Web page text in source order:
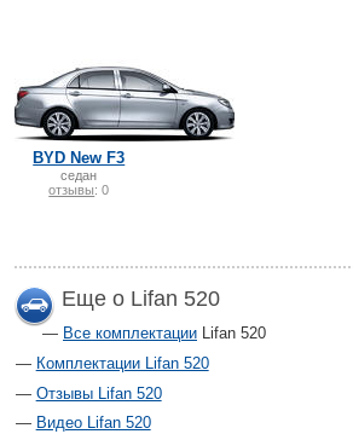
BYD New F3
седан
отзывы: 0
Еще о Lifan 520
Все комплектации Lifan 520
Комплектации Lifan 520
Отзывы Lifan 520
Видео Lifan 520